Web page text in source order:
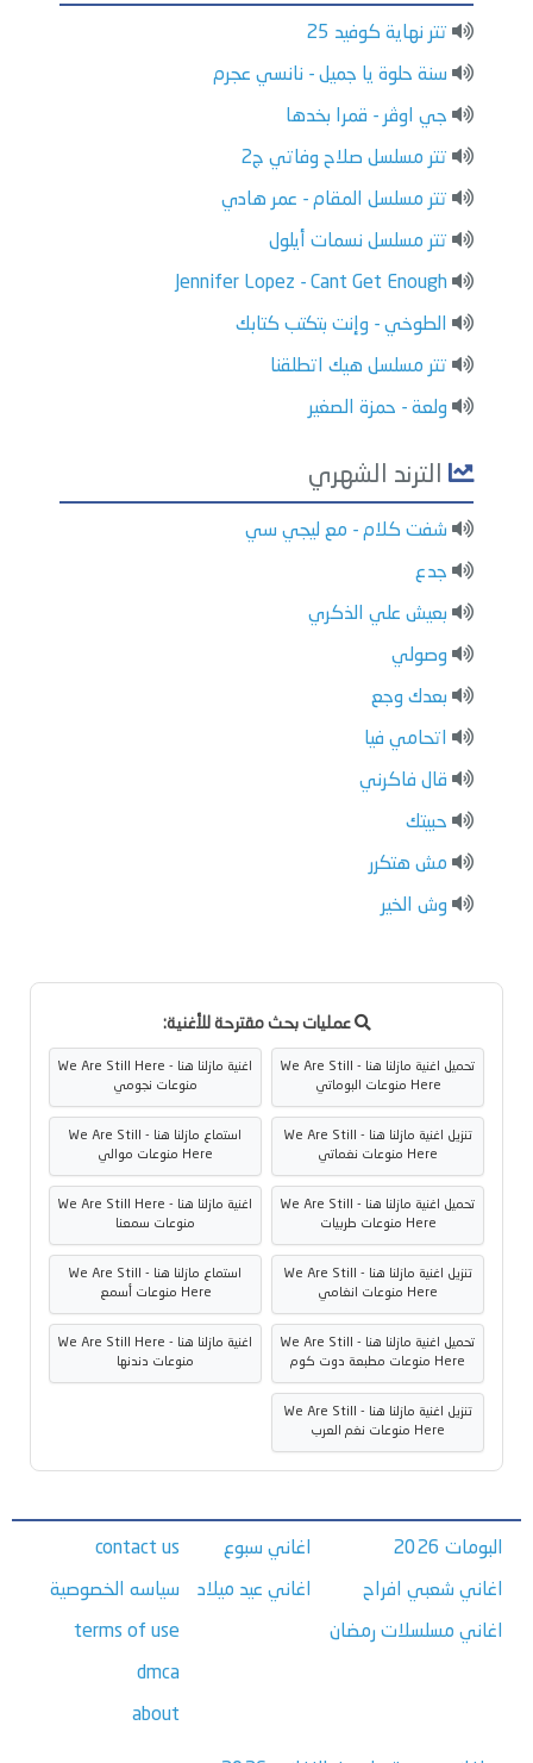
تتر نهاية كوفيد 25
سنة حلوة يا جميل - نانسي عجرم
جي اوڤر - قمرا بخدها
تتر مسلسل صلاح وفاتي ج2
تتر مسلسل المقام - عمر هادي
تتر مسلسل نسمات أيلول
Jennifer Lopez - Cant Get Enough
الطوخي - وإنت بتكتب كتابك
تتر مسلسل هيك اتطلقنا
ولعة - حمزة الصغير
الترند الشهري
شفت كلام - مع ليجي سي
جدع
بعيش علي الذكري
وصولي
بعدك وجع
اتحامي فيا
قال فاكرني
حبيتك
مش هتكرر
وش الخير
عمليات بحث مقترحة للأغنية:
تحميل اغنية مازلنا هنا - We Are Still
Here منوعات البوماتي
اغنية مازلنا هنا - We Are Still Here
منوعات نجومي
تنزيل اغنية مازلنا هنا - We Are Still
Here منوعات نغماتي
استماع مازلنا هنا - We Are Still
Here منوعات موالي
تحميل اغنية مازلنا هنا - We Are Still
Here منوعات طربيات
اغنية مازلنا هنا - We Are Still Here
منوعات سمعنا
تنزيل اغنية مازلنا هنا - We Are Still
Here منوعات انغامي
استماع مازلنا هنا - We Are Still
Here منوعات أسمع
تحميل اغنية مازلنا هنا - We Are Still
Here منوعات مطبعة دوت كوم
اغنية مازلنا هنا - We Are Still Here
منوعات دندنها
تنزيل اغنية مازلنا هنا - We Are Still
Here منوعات نغم العرب
البومات 2026
اغاني شعبي افراح
اغاني مسلسلات رمضان
اغاني سبوع
اغاني عيد ميلاد
contact us
سياسه الخصوصية
terms of use
dmca
about